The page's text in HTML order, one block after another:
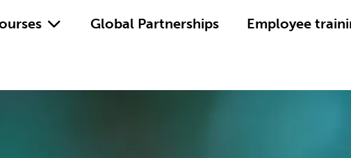
Global Partnerships Employee